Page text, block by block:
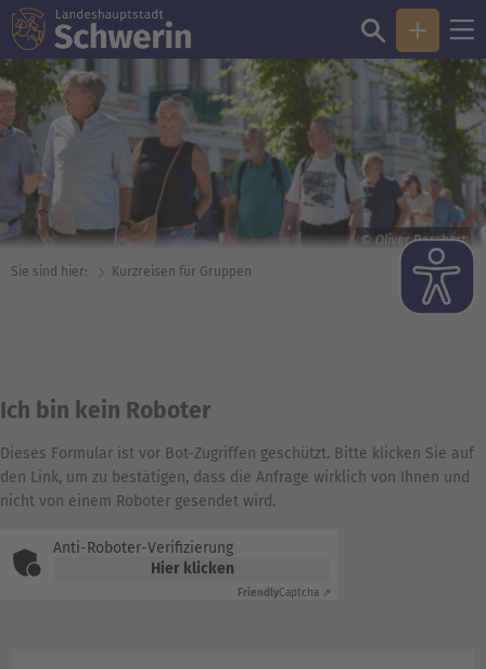
© Oliver Borchert
Sie sind hier: Kurzreisen für Gruppen
Ich bin kein Roboter
Dieses Formular ist vor Bot-Zugriffen geschützt. Bitte klicken Sie auf
den Link, um zu bestätigen, dass die Anfrage wirklich von Ihnen und
nicht von einem Roboter gesendet wird.
Anti-Roboter-Verifizierung
Hier klicken
FriendlyCaptcha ⇗